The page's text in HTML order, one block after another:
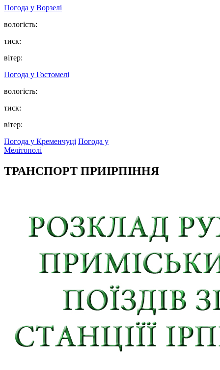
Погода у Ворзелі
вологість:
тиск:
вітер:
Погода у Гостомелі
вологість:
тиск:
вітер:
Погода у Кременчуці Погода у
Мелітополі
ТРАНСПОРТ ПРИІРПІННЯ